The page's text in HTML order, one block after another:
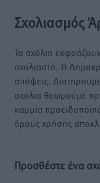
Σχολιασμός
Τα σχόλια
σχολιαστή. Η
απόψεις.
σχόλια θεωρούμε
καμμία
όρους χρήσης
Προσθέστε ένα